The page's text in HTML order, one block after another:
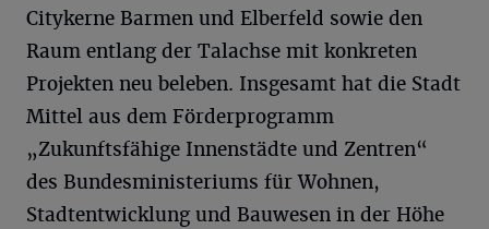
Citykerne Barmen und Elberfeld sowie den
Raum entlang der Talachse mit konkreten
Projekten neu beleben. Insgesamt hat die Stadt
Mittel aus dem Förderprogramm
„Zukunftsfähige Innenstädte und Zentren“
des Bundesministeriums für Wohnen,
Stadtentwicklung und Bauwesen in der Höhe